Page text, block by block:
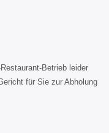
Betrieb leider
für Sie zur Abholung